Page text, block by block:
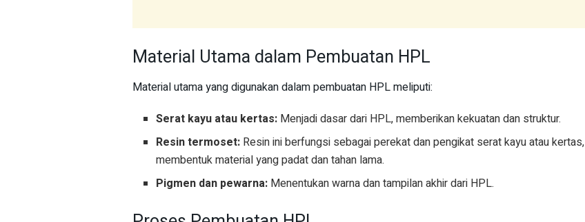
Material Utama dalam Pembuatan HPL
Material utama yang digunakan dalam pembuatan HPL meliputi:
Serat kayu atau kertas: Menjadi dasar dari HPL, memberikan kekuatan dan struktur.
Resin termoset: Resin ini berfungsi sebagai perekat dan pengikat serat kayu atau kertas,
membentuk material yang padat dan tahan lama.
Pigmen dan pewarna: Menentukan warna dan tampilan akhir dari HPL.